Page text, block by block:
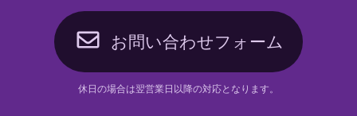
お問い合わせフォーム
休日の場合は翌営業日以降の対応となります。